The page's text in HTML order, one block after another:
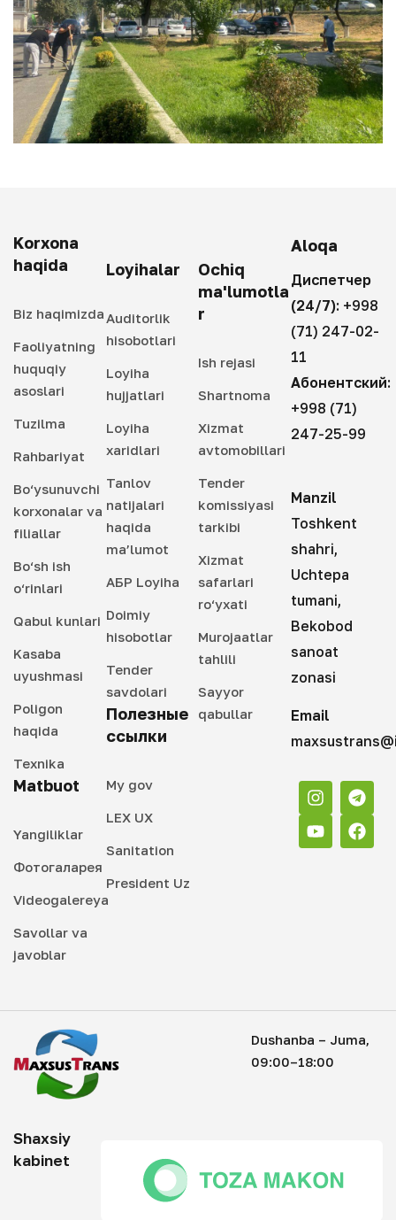
Korxona
haqida
Biz haqimizda
Faoliyatning
huquqiy
asoslari
Tuzilma
Rahbariyat
Bo‘ysunuvchi
korxonalar va
filiallar
Bo‘sh ish
o‘rinlari
Qabul kunlari
Kasaba
uyushmasi
Poligon
haqida
Texnika
Matbuot
Yangiliklar
Фотогаларея
Videogalereya
Savollar va
javoblar
Loyihalar
Auditorlik
hisobotlari
Loyiha
hujjatlari
Loyiha
xaridlari
Tanlov
natijalari
haqida
ma’lumot
АБР Loyiha
Doimiy
hisobotlar
Tender
savdolari
Полезные
ссылки
My gov
LEX UX
Sanitation
President Uz
Ochiq
ma'lumotla
r
Ish rejasi
Shartnoma
Xizmat
avtomobillari
Tender
komissiyasi
tarkibi
Xizmat
safarlari
ro‘yxati
Murojaatlar
tahlili
Sayyor
qabullar
Aloqa
Диспетчер
(24/7): +998
(71) 247-02-
11
Абонентский:
+998 (71)
247-25-99
Manzil
Toshkent
shahri,
Uchtepa
tumani,
Bekobod
sanoat
zonasi
Email
Dushanba – Juma,
09:00–18:00
Shaxsiy
kabinet